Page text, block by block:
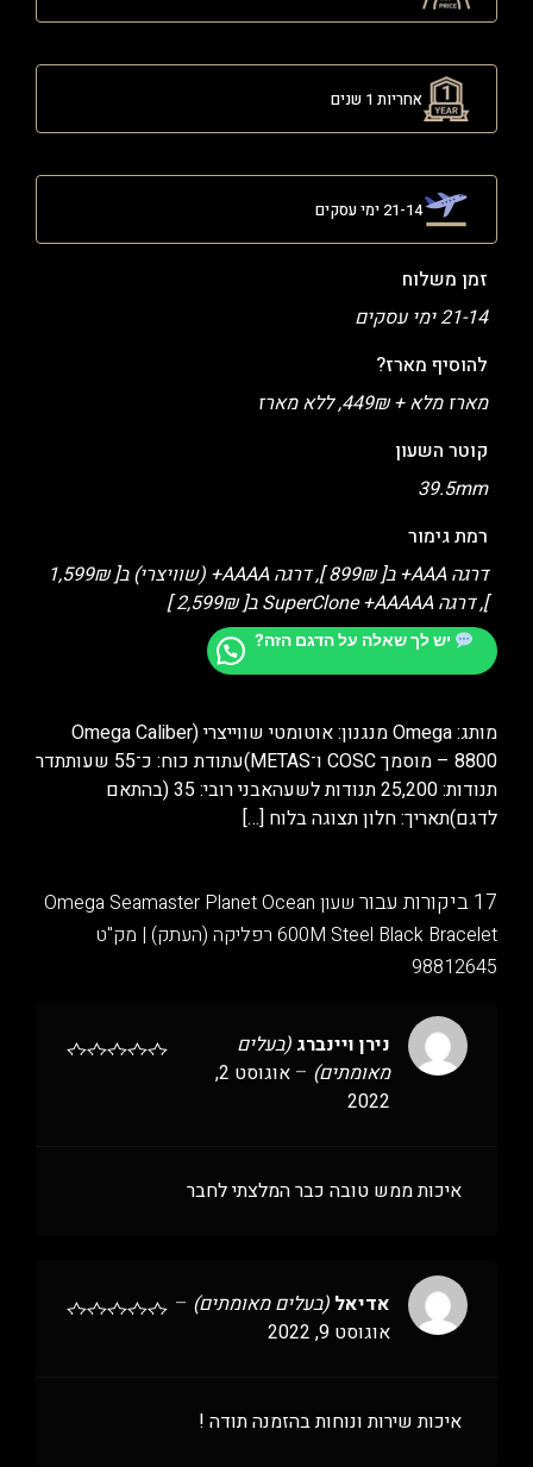
אחריות 1 שנים
21-14 ימי עסקים
זמן משלוח
21-14 ימי עסקים
להוסיף מארז?
מארז מלא + 449₪, ללא מארז
קוטר השעון
39.5mm
רמת גימור
דרגה AAA+ ב[ 899₪ ], דרגה AAAA+ (שוויצרי) ב[ 1,599₪
], דרגה SuperClone +AAAAA ב[ 2,599₪ ]
יש לך שאלה על הדגם הזה?
מותג: Omega מנגנון: אוטומטי שווייצרי (Omega Caliber
8800 – מוסמך COSC ו־METAS)עתודת כוח: כ־55 שעותתדר
תנודות: 25,200 תנודות לשעהאבני רובי: 35 (בהתאם
לדגם)תאריך: חלון תצוגה בלוח […]
17 ביקורות עבור
שעון Omega Seamaster Planet Ocean
600M Steel Black Bracelet רפליקה (העתק) | מק"ט
98812645
נירן ויינברג (בעלים
מאומתים) –
אוגוסט 2,
2022
איכות ממש טובה כבר המלצתי לחבר
אדיאל (בעלים מאומתים) –
אוגוסט 9, 2022
איכות שירות ונוחות בהזמנה תודה !